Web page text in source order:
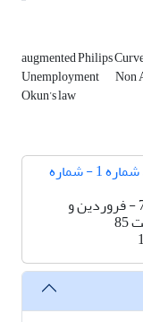
augmented Philips
Unemployment Non
Okun’s law
دوره 41، شماره 1 - شماره
شماره 72 - فروردین و